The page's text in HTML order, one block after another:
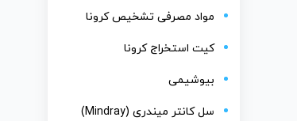
مواد مصرفی تشخیص کرونا
کیت استخراج کرونا
بیوشیمی
سل کانتر میندری (Mindray)